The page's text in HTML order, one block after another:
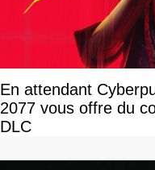
En attendant
2077 vous offre du
DLC